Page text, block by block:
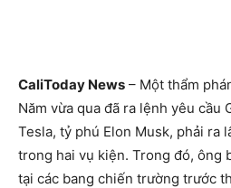
CaliToday News – Một thẩm
Năm vừa qua đã ra lệnh yêu cầu
Tesla, tỷ phú Elon Musk, phải ra
trong hai vụ kiện. Trong đó, ông
tại các bang chiến trường trước